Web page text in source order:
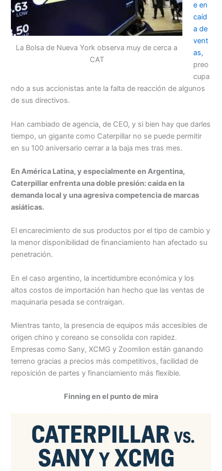
La Bolsa de Nueva York observa muy de cerca a
CAT
e en
caíd
a de
vent
as,
preo
cupa
ndo a sus accionistas ante la falta de reacción de algunos
de sus directivos.
Han cambiado de agencia, de CEO, y si bien hay que darles
tiempo, un gigante como Caterpillar no se puede permitir
en su 100 aniversario cerrar a la baja mes tras mes.
En América Latina, y especialmente en Argentina,
Caterpillar enfrenta una doble presión: caída en la
demanda local y una agresiva competencia de marcas
asiáticas.
El encarecimiento de sus productos por el tipo de cambio y
la menor disponibilidad de financiamiento han afectado su
penetración.
En el caso argentino, la incertidumbre económica y los
altos costos de importación han hecho que las ventas de
maquinaria pesada se contraigan.
Mientras tanto, la presencia de equipos más accesibles de
origen chino y coreano se consolida con rapidez.
Empresas como Sany, XCMG y Zoomlion están ganando
terreno gracias a precios más competitivos, facilidad de
reposición de partes y financiamiento más flexible.
Finning en el punto de mira